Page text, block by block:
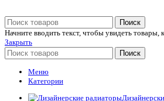
Поиск
Начните вводить текст, чтобы увидеть
Закрыть
Поиск
Меню
Категории